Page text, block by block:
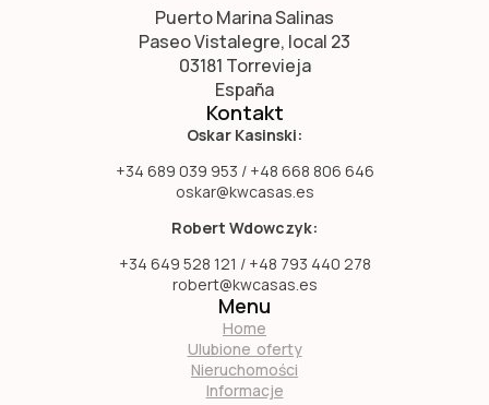
Puerto Marina Salinas
Paseo Vistalegre, local 23
03181 Torrevieja
España
Kontakt
Oskar Kasinski:
+34 689 039 953 / +48 668 806 646
oskar@kwcasas.es
Robert Wdowczyk:
+34 649 528 121 / +48 793 440 278
robert@kwcasas.es
Menu
Home
Ulubione oferty
Nieruchomości
Informacje